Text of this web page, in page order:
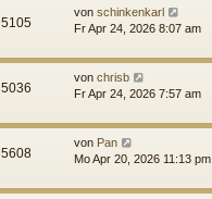
5105
von schinkenkarl
Fr Apr 24, 2026 8:07 am
5036
von chrisb
Fr Apr 24, 2026 7:57 am
5608
von Pan
Mo Apr 20, 2026 11:13 pm